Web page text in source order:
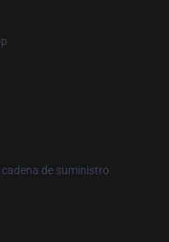
de suministro